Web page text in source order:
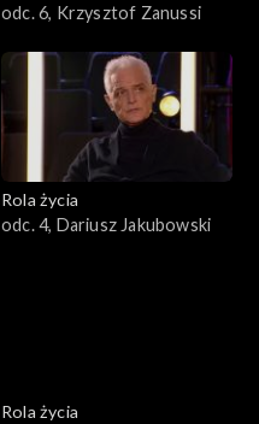
odc. 6, Krzysztof Zanussi
Rola życia
odc. 4, Dariusz Jakubowski
Rola życia